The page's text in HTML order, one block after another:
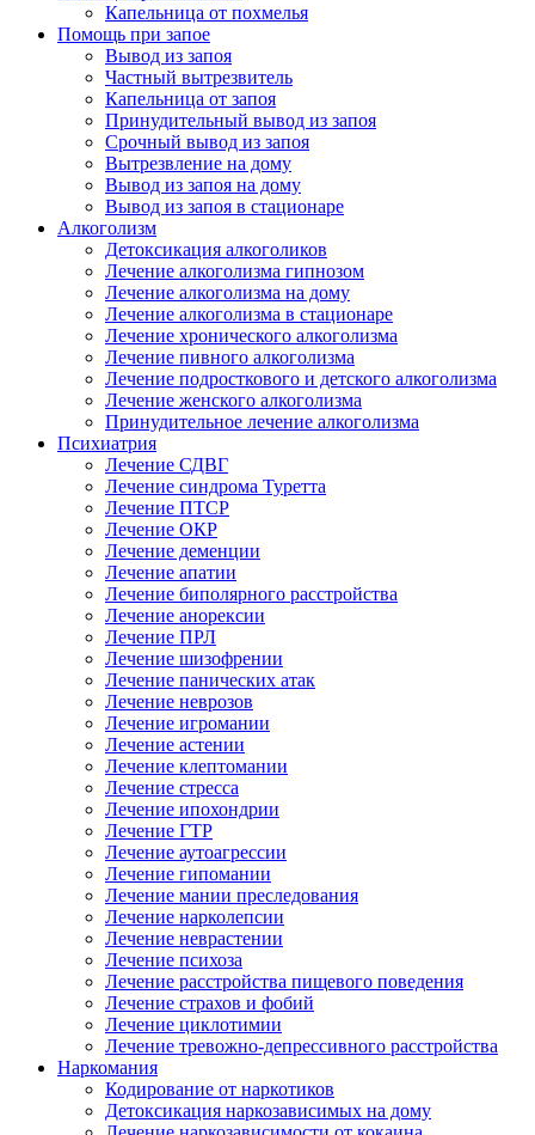
Капельница от похмелья
Помощь при запое
Вывод из запоя
Частный вытрезвитель
Капельница от запоя
Принудительный вывод из запоя
Срочный вывод из запоя
Вытрезвление на дому
Вывод из запоя на дому
Вывод из запоя в стационаре
Алкоголизм
Детоксикация алкоголиков
Лечение алкоголизма гипнозом
Лечение алкоголизма на дому
Лечение алкоголизма в стационаре
Лечение хронического алкоголизма
Лечение пивного алкоголизма
Лечение подросткового и детского алкоголизма
Лечение женского алкоголизма
Принудительное лечение алкоголизма
Психиатрия
Лечение СДВГ
Лечение синдрома Туретта
Лечение ПТСР
Лечение ОКР
Лечение деменции
Лечение апатии
Лечение биполярного расстройства
Лечение анорексии
Лечение ПРЛ
Лечение шизофрении
Лечение панических атак
Лечение неврозов
Лечение игромании
Лечение астении
Лечение клептомании
Лечение стресса
Лечение ипохондрии
Лечение ГТР
Лечение аутоагрессии
Лечение гипомании
Лечение мании преследования
Лечение нарколепсии
Лечение неврастении
Лечение психоза
Лечение расстройства пищевого поведения
Лечение страхов и фобий
Лечение циклотимии
Лечение тревожно-депрессивного расстройства
Наркомания
Кодирование от наркотиков
Детоксикация наркозависимых на дому